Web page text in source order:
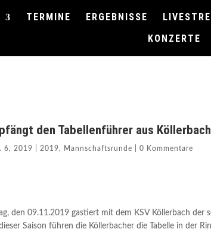
TERMINE ERGEBNISSE
KONZERTE
den Tabellenführer aus Köllerbach
6, 2019 2019, Mannschaftsrunde |0 Kommentare
den 09.11.2019 gastiert mit dem KSV Köllerbach der
Saison führen die Köllerbacher die Tabelle in der